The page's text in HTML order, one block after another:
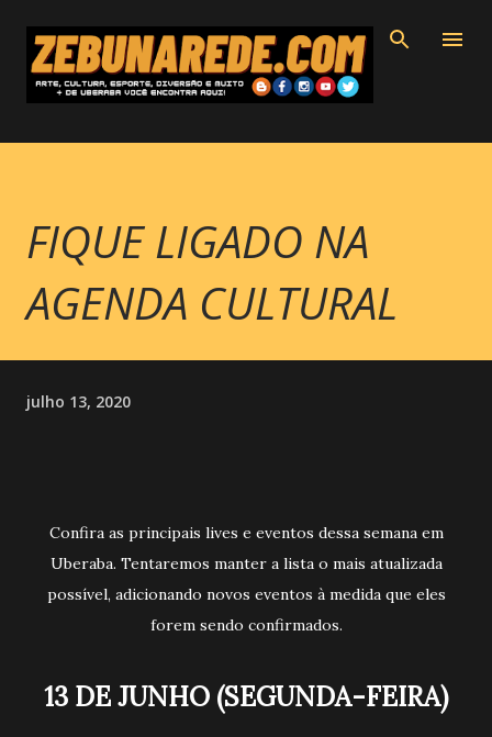
Pular para o conteúdo principal
FIQUE LIGADO NA
AGENDA CULTURAL
julho 13, 2020
Confira as principais lives e eventos dessa semana em
Uberaba. Tentaremos manter a lista o mais atualizada
possível, adicionando novos eventos à medida que eles
forem sendo confirmados.
13 DE JUNHO (SEGUNDA-FEIRA)